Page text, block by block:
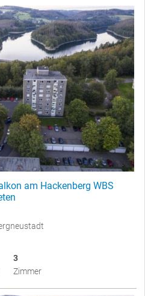
am Hackenberg WBS
3
Zimmer